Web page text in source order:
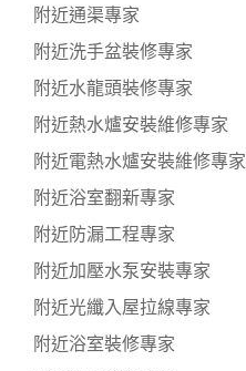
附近通渠專家
附近洗手盆裝修專家
附近水龍頭裝修專家
附近熱水爐安裝維修專家
附近電熱水爐安裝維修專家
附近浴室翻新專家
附近防漏工程專家
附近加壓水泵安裝專家
附近光纖入屋拉線專家
附近浴室裝修專家